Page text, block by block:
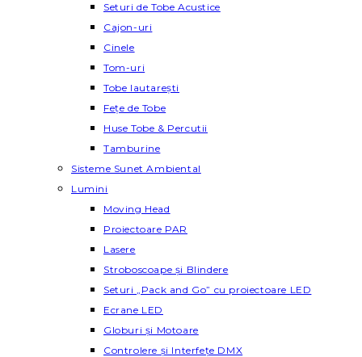
Seturi de Tobe Acustice
Cajon-uri
Cinele
Tom-uri
Tobe lautareşti
Fețe de Tobe
Huse Tobe & Percutii
Tamburine
Sisteme Sunet Ambiental
Lumini
Moving Head
Proiectoare PAR
Lasere
Stroboscoape și Blindere
Seturi „Pack and Go” cu proiectoare LED
Ecrane LED
Globuri și Motoare
Controlere și Interfețe DMX